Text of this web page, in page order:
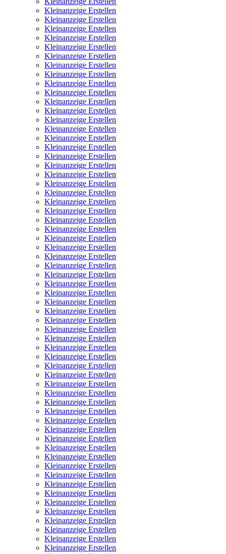
Kleinanzeige Erstellen
Kleinanzeige Erstellen
Kleinanzeige Erstellen
Kleinanzeige Erstellen
Kleinanzeige Erstellen
Kleinanzeige Erstellen
Kleinanzeige Erstellen
Kleinanzeige Erstellen
Kleinanzeige Erstellen
Kleinanzeige Erstellen
Kleinanzeige Erstellen
Kleinanzeige Erstellen
Kleinanzeige Erstellen
Kleinanzeige Erstellen
Kleinanzeige Erstellen
Kleinanzeige Erstellen
Kleinanzeige Erstellen
Kleinanzeige Erstellen
Kleinanzeige Erstellen
Kleinanzeige Erstellen
Kleinanzeige Erstellen
Kleinanzeige Erstellen
Kleinanzeige Erstellen
Kleinanzeige Erstellen
Kleinanzeige Erstellen
Kleinanzeige Erstellen
Kleinanzeige Erstellen
Kleinanzeige Erstellen
Kleinanzeige Erstellen
Kleinanzeige Erstellen
Kleinanzeige Erstellen
Kleinanzeige Erstellen
Kleinanzeige Erstellen
Kleinanzeige Erstellen
Kleinanzeige Erstellen
Kleinanzeige Erstellen
Kleinanzeige Erstellen
Kleinanzeige Erstellen
Kleinanzeige Erstellen
Kleinanzeige Erstellen
Kleinanzeige Erstellen
Kleinanzeige Erstellen
Kleinanzeige Erstellen
Kleinanzeige Erstellen
Kleinanzeige Erstellen
Kleinanzeige Erstellen
Kleinanzeige Erstellen
Kleinanzeige Erstellen
Kleinanzeige Erstellen
Kleinanzeige Erstellen
Kleinanzeige Erstellen
Kleinanzeige Erstellen
Kleinanzeige Erstellen
Kleinanzeige Erstellen
Kleinanzeige Erstellen
Kleinanzeige Erstellen
Kleinanzeige Erstellen
Kleinanzeige Erstellen
Kleinanzeige Erstellen
Kleinanzeige Erstellen